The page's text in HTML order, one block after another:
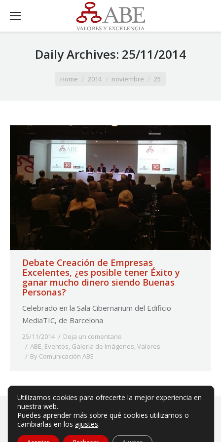
Daily Archives: 25/11/2014
Home 2014 noviembre 25
Debate Creación de Empresas
Excelentes, ¿es posible tener Éxito y
ganar mucho dinero siendo Buenas
Personas?
Celebrado en la Sala Cibernarium del Edificio
MediaTIC, de Barcelona
25/11/2014
Deja un comentario
ABE, Eventos, Galeria de Imágenes, Valores
By Comunicación ABE
Utilizamos cookies para ofrecerte la mejor experiencia en
nuestra web.
Puedes aprender más sobre qué cookies utilizamos o
cambiarlas en los ajustes.